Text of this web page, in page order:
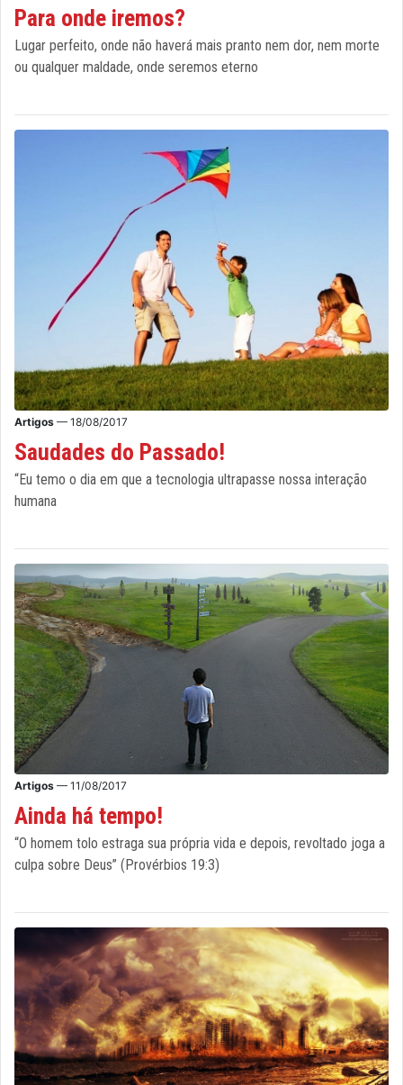
Para onde iremos?
Lugar perfeito, onde não haverá mais pranto nem dor, nem morte
ou qualquer maldade, onde seremos eterno
Artigos — 18/08/2017
Saudades do Passado!
“Eu temo o dia em que a tecnologia ultrapasse nossa interação
humana
Artigos — 11/08/2017
Ainda há tempo!
“O homem tolo estraga sua própria vida e depois, revoltado joga a
culpa sobre Deus” (Provérbios 19:3)